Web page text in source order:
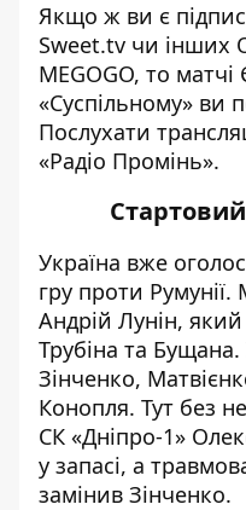
Якщо ж ви є
Sweet.tv чи інших
MEGOGO, то
«Суспільному» ви
Послухати
«Радіо Промінь».
Україна вже
гру проти
Андрій Лунін,
Трубіна та Бущана.
Зінченко,
Конопля. Тут без
СК «Дніпро-1»
у запасі, а
замінив Зінченко.